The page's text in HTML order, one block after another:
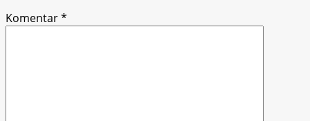
Komentar*